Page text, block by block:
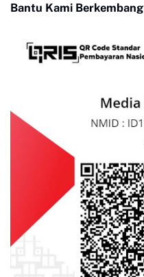
Bantu Kami Berkembang